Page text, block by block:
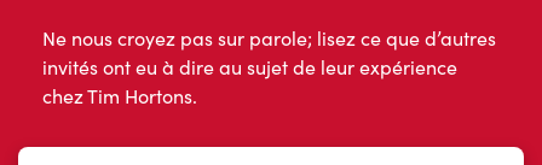
Ne nous croyez pas sur parole; lisez ce que d’autres
invités ont eu à dire au sujet de leur expérience
chez Tim Hortons.